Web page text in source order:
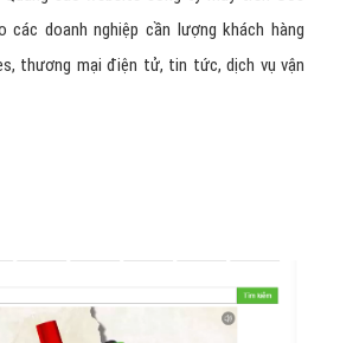
các doanh nghiệp cần lượng khách hàng
thương mại điện tử, tin tức, dịch vụ vận